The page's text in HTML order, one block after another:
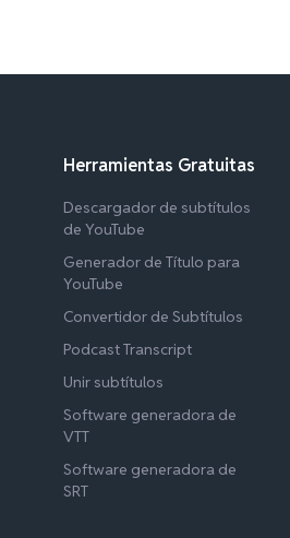
Herramientas Gratuitas
Descargador de subtítulos
de YouTube
Generador de Título para
YouTube
Convertidor de Subtítulos
Podcast Transcript
Unir subtítulos
Software generadora de
VTT
Software generadora de
SRT